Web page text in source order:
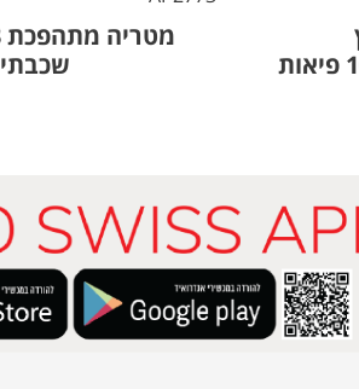
מתקפלת/אוטומטית 10 פיאות
שכבתי